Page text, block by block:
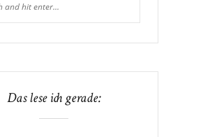
Das lese ich gerade: